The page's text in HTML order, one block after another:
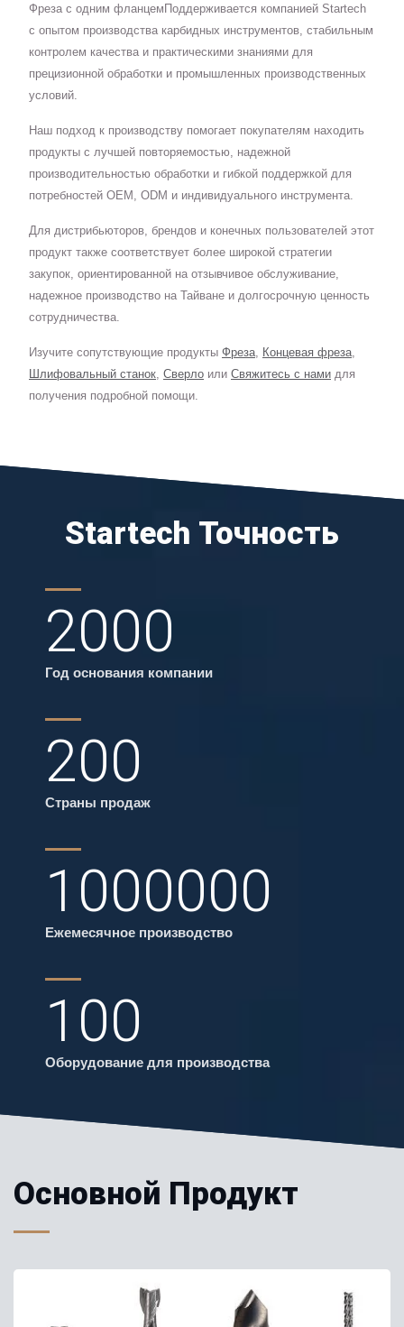
Фреза с одним фланцемПоддерживается компанией Startech
с опытом производства карбидных инструментов, стабильным
контролем качества и практическими знаниями для
прецизионной обработки и промышленных производственных
условий.
Наш подход к производству помогает покупателям находить
продукты с лучшей повторяемостью, надежной
производительностью обработки и гибкой поддержкой для
потребностей OEM, ODM и индивидуального инструмента.
Для дистрибьюторов, брендов и конечных пользователей этот
продукт также соответствует более широкой стратегии
закупок, ориентированной на отзывчивое обслуживание,
надежное производство на Тайване и долгосрочную ценность
сотрудничества.
Изучите сопутствующие продукты Фреза, Концевая фреза,
Шлифовальный станок, Сверло или Свяжитесь с нами для
получения подробной помощи.
Startech Точность
2000
Год основания компании
200
Страны продаж
1000000
Ежемесячное производство
100
Оборудование для производства
Основной Продукт